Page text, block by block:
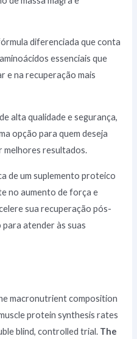
diferenciada que conta
essenciais que
e na recuperação mais
alta qualidade e segurança,
opção para quem deseja
melhores resultados.
de um suplemento proteico
no aumento de força e
sua recuperação pós-
atender às suas
macronutrient composition
protein synthesis rates
blind, controlled trial. The